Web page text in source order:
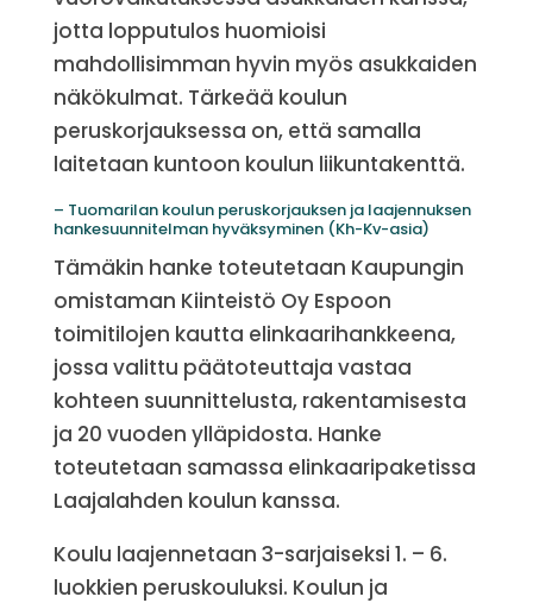
jotta lopputulos huomioisi
mahdollisimman hyvin myös asukkaiden
näkökulmat. Tärkeää koulun
peruskorjauksessa on, että samalla
laitetaan kuntoon koulun liikuntakenttä.
– Tuomarilan koulun peruskorjauksen ja laajennuksen
hankesuunnitelman hyväksyminen (Kh-Kv-asia)
Tämäkin hanke toteutetaan Kaupungin
omistaman Kiinteistö Oy Espoon
toimitilojen kautta elinkaarihankkeena,
jossa valittu päätoteuttaja vastaa
kohteen suunnittelusta, rakentamisesta
ja 20 vuoden ylläpidosta. Hanke
toteutetaan samassa elinkaaripaketissa
Laajalahden koulun kanssa.
Koulu laajennetaan 3-sarjaiseksi 1. – 6.
luokkien peruskouluksi. Koulun ja